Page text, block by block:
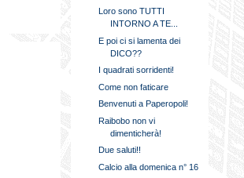
Loro sono TUTTI
INTORNO A TE...
E poi ci si lamenta dei
DICO??
I quadrati sorridenti!
Come non faticare
Benvenuti a Paperopoli!
Raibobo non vi
dimenticherà!
Due saluti!!
Calcio alla domenica n° 16